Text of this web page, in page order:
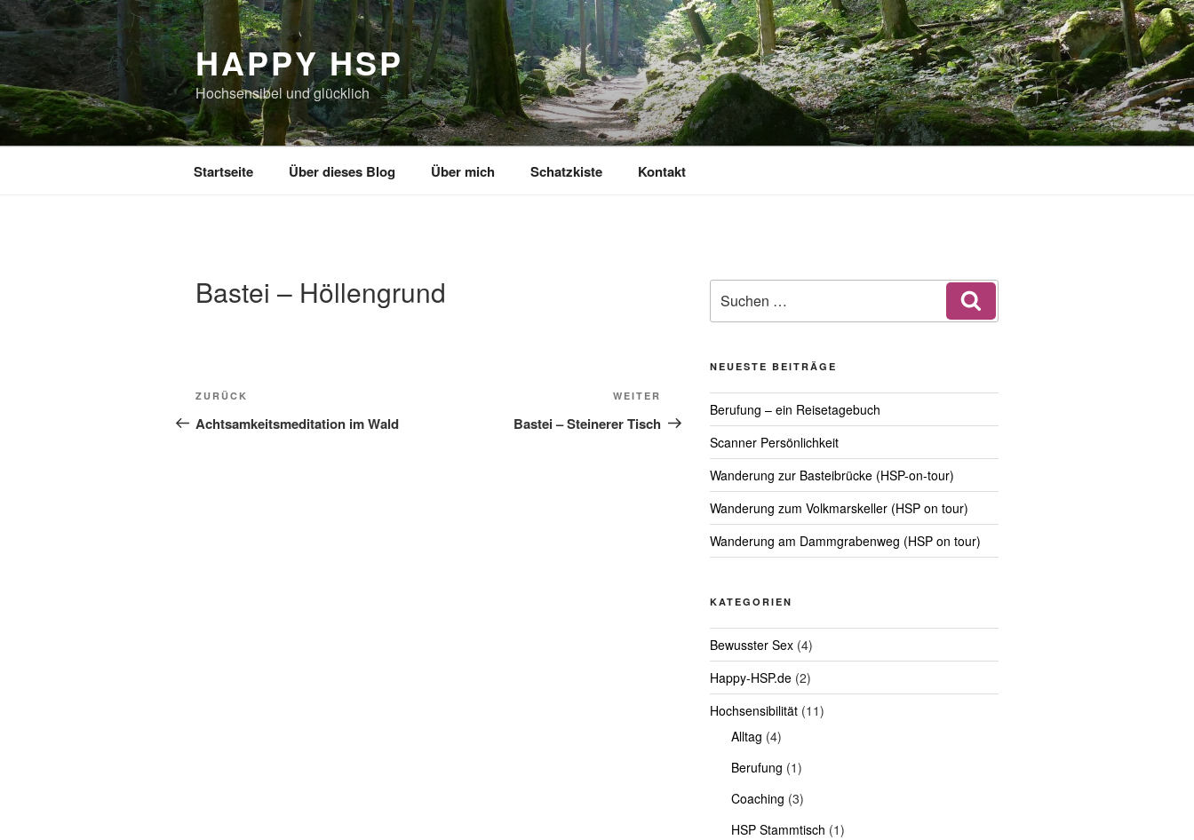
Zum
Inhalt
springen
HAPPY HSP
Hochsensibel und glücklich
Startseite Über dieses Blog Über mich Schatzkiste Kontakt
Bastei – Höllengrund
Beitragsnavigation
Vorheriger
Beitrag
ZURÜCK
Achtsamkeitsmeditation im Wald
Nächster
Beitrag
WEITER
Bastei – Steinerer Tisch
nach:
NEUESTE BEITRÄGE
Berufung – ein Reisetagebuch
Scanner Persönlichkeit
Wanderung zur Basteibrücke (HSP-on-tour)
Wanderung zum Volkmarskeller (HSP on tour)
Wanderung am Dammgrabenweg (HSP on tour)
KATEGORIEN
Bewusster Sex(4)
Happy-HSP.de(2)
Hochsensibilität(11)
Alltag (4)
Berufung (1)
Coaching (3)
HSP Stammtisch (1)